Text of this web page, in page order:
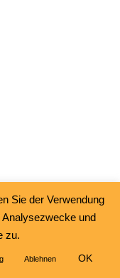
Sie der Verwendung
und
zu.
Ablehnen OK